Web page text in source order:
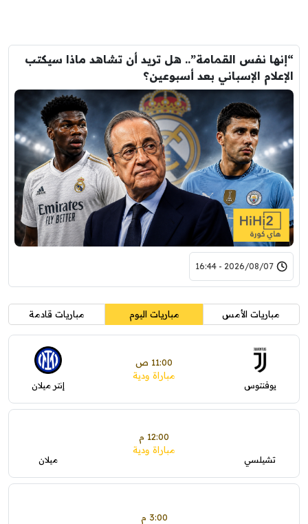
“إنها نفس القمامة”.. هل تريد أن تشاهد ماذا سيكتب
الإعلام الإسباني بعد أسبوعين؟
2026/08/07 - 16:44
مباريات الأمس مباريات اليوم مباريات قادمة
يوفنتوس
11:00 ص
مباراة ودية
إنتر ميلان
تشيلسي
12:00 م
مباراة ودية
ميلان
3:00 م